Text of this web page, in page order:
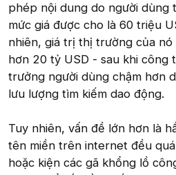
phép nội dung do người dùng
mức giá được cho là 60 triệu
nhiên, giá trị thị trường của nó
hơn 20 tỷ USD - sau khi công
trưởng người dùng chậm hơn
lưu lượng tìm kiếm dao động.
Tuy nhiên, vấn đề lớn hơn là
tên miền trên internet đều
hoặc kiện các gã khổng lồ